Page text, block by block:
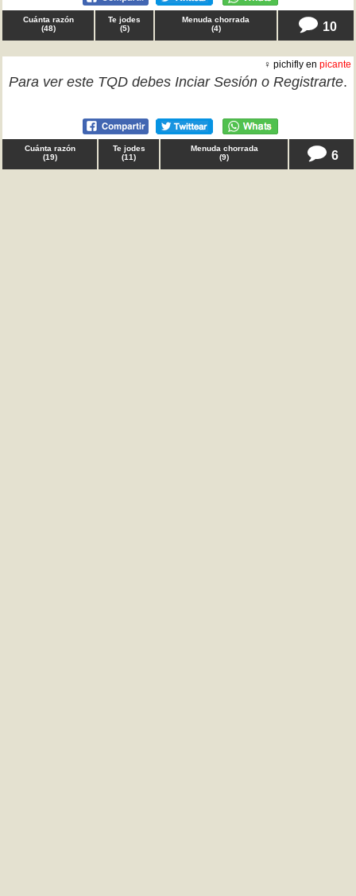
Cuánta razón
(48)
Te jodes
(5)
Menuda chorrada
(4) 10
♀ pichifly en picante
Para ver este TQD debes Inciar Sesión o Registrarte.
Cuánta razón
(19)
Te jodes
(11)
Menuda chorrada
(9) 6